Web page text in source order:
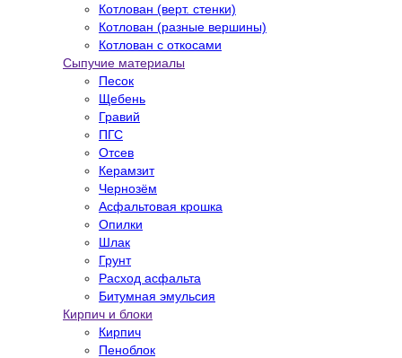
Котлован (верт. стенки)
Котлован (разные вершины)
Котлован с откосами
Сыпучие материалы
Песок
Щебень
Гравий
ПГС
Отсев
Керамзит
Чернозём
Асфальтовая крошка
Опилки
Шлак
Грунт
Расход асфальта
Битумная эмульсия
Кирпич и блоки
Кирпич
Пеноблок